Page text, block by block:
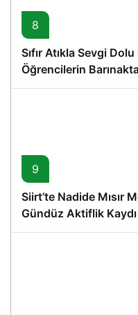
8
Sıfır Atıkla Sevgi
Öğrencilerin
Proje
9
Siirt’te Nadide Mısır
Gündüz Aktiflik Kaydı